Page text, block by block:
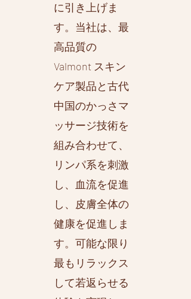
に引き上げま
す。当社は、最
高品質の
Valmont スキン
ケア製品と古代
中国のかっさマ
ッサージ技術を
組み合わせて、
リンパ系を刺激
し、血流を促進
し、皮膚全体の
健康を促進しま
す。可能な限り
最もリラックス
して若返らせる